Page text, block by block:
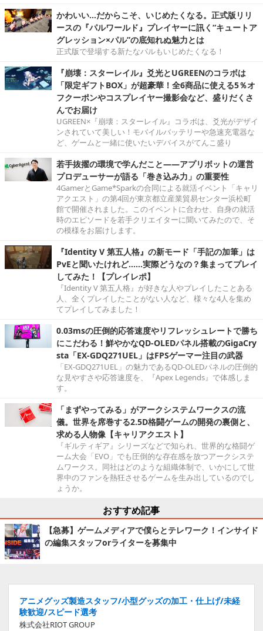
かわいい…だからこそ、いじめたくなる。正式版リリ
ースの『パルワールド』プレイヤーに訊く“キュートア
グレッション×パル”の底知れぬ魅力とは
正式版で登場する新たなパルもいじめたくなる！
『崩壊：スターレイル』爻光とUGREENのコラボは
「限定ギフトBOX」が超豪華！全6商品に使える5％オ
フクーポンやコスプレイヤー撮影会など、盛りだくさ
んでお届け
UGREEN×『崩壊：スターレイル』コラボは、爻光がデザイ
ンされていて美しい！モバイルバッテリーや急速充電器な
ど、ゲームと一緒に使いたいデバイスがてんこ盛り
若手抜擢の環境で学んだこと――アプリボットの運営
プロデューサーが語る「巻き込み力」の重要性
4GamerとGame*Sparkの合同による就活イベント「キャリ
アクエスト」の第4回が東京都立産業貿易センター浜松町
館で開催されました。このイベントに合わせ、自身の就活
時のエピソードを若手クリエイターに聞いてみたので、そ
の模様をお届けします。
『Identity V 第五人格』の新モード「手記の加筆」は
PvEと聞いたけれど……実際どうなの？集まってプレイ
してみた！【プレイレポ】
『Identity V 第五人格』が好きな人やプレイしたことある
人、全くプレイしたことがない人など、様々な4人を集め
てプレイしてみました！
0.03msの圧倒的応答速度やリフレッシュレートで勝ち
にこだわる！鮮やかなQD-OLEDパネル搭載のGigaCry
sta「EX-GDQ271UEL」はFPSゲーマー注目の武器
「EX-GDQ271UEL」の魅力であるQD-OLEDパネルの圧倒的
な見やすさや応答速度を、『Apex Legends』で体感しま
す。
「まずやってみる」がアークシステムワークスの流
儀。世界を席巻する2.5D格闘ゲームの開発の裏側と、
求める人物像【キャリアクエスト】
『ギルティギア』シリーズなどで知られ、世界的な格闘ゲ
ーム大会「EVO」でも圧倒的な存在感を放つアークシステ
ムワークス。同社はどのような組織体制で、いかにして世
界中のファンを熱狂させるゲームを生み出しているのでし
ょうか。
おすすめ記事
【急募】ゲームメディアで僕らとテレワーク！インサイド
の編集スタッフorライターを募集中
アニメグッズ製造スタッフ/小型グッズの加工・仕上げ/未経
験歓迎/スピード選考
株式会社RIOT GROUP